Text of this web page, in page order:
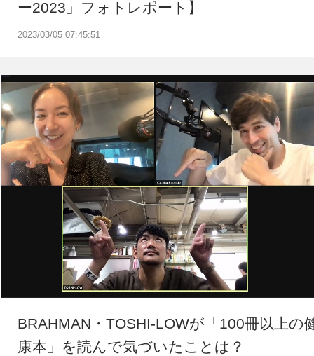
2023/03/05 07:45:51
ー2023」フォトレポート】
BRAHMAN・TOSHI-LOWが「100冊以上の
康本」を読んで気づいたことは？